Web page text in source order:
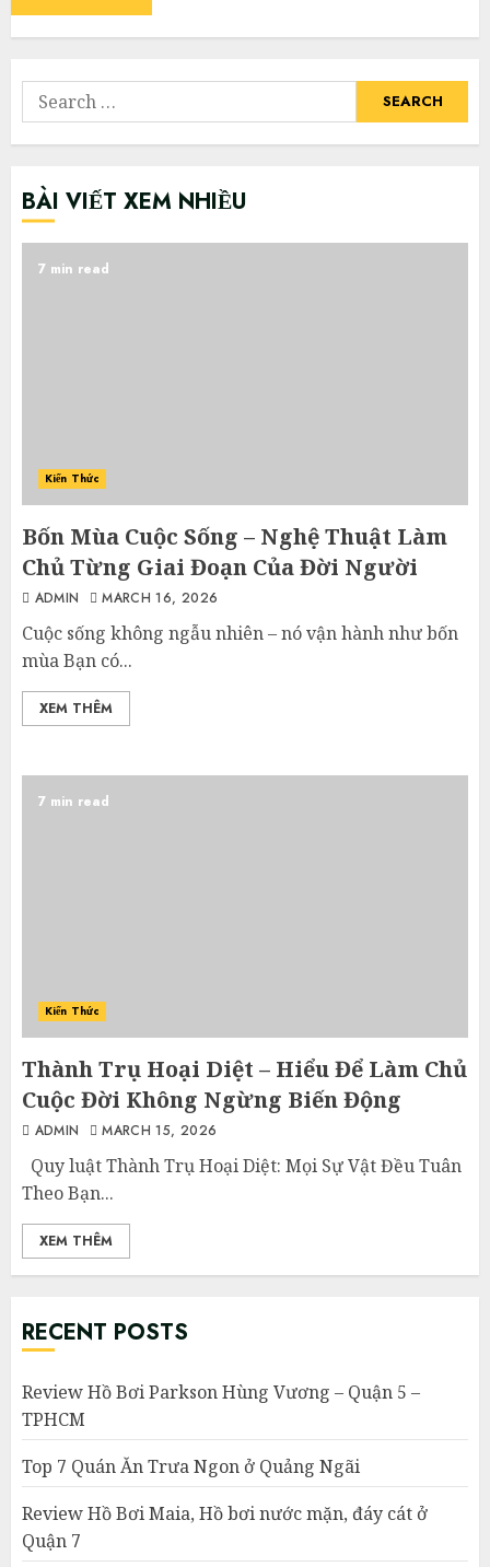
Search
for:
BÀI VIẾT XEM NHIỀU
7 min read
Kiến Thức
Bốn Mùa Cuộc Sống – Nghệ Thuật Làm
Chủ Từng Giai Đoạn Của Đời Người
ADMIN MARCH 16, 2026
Cuộc sống không ngẫu nhiên – nó vận hành như bốn
mùa Bạn có...
XEM THÊM
7 min read
Kiến Thức
Thành Trụ Hoại Diệt – Hiểu Để Làm Chủ
Cuộc Đời Không Ngừng Biến Động
ADMIN MARCH 15, 2026
Quy luật Thành Trụ Hoại Diệt: Mọi Sự Vật Đều Tuân
Theo Bạn...
XEM THÊM
RECENT POSTS
Review Hồ Bơi Parkson Hùng Vương – Quận 5 –
TPHCM
Top 7 Quán Ăn Trưa Ngon ở Quảng Ngãi
Review Hồ Bơi Maia, Hồ bơi nước mặn, đáy cát ở
Quận 7